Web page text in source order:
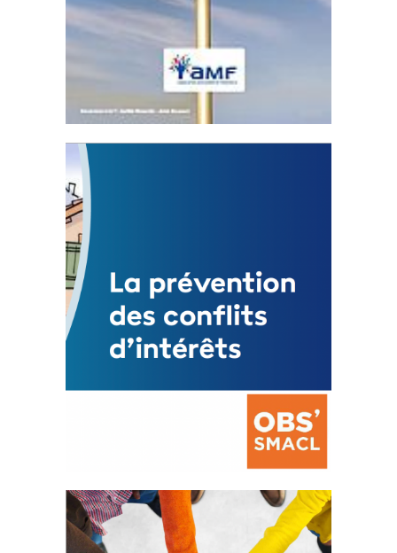
Statut de l’élu local
3 avril 2024
Mise à jour avril 2024
FEUILLETER
La prévention des conflits
d’intérêts
18 septembre 2023